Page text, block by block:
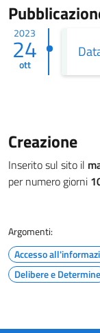
2023
24
ott
Creazione
Inserito sul sito il
per numero giorni
Argomenti:
Accesso
Delibere e Determine